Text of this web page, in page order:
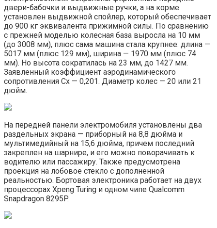
двери-бабочки и выдвижные ручки, а на корме
установлен выдвижной спойлер, который обеспечивает
до 900 кг эквивалента прижимной силы. По сравнению
с прежней моделью колесная база выросла на 10 мм
(до 3008 мм), плюс сама машина стала крупнее: длина —
5017 мм (плюс 129 мм), ширина — 1970 мм (плюс 74
мм). Но высота сократилась на 23 мм, до 1427 мм.
Заявленный коэффициент аэродинамического
сопротивления Cx — 0,201. Диаметр колес — 20 или 21
дюйм.
На передней панели электромобиля установлены два
раздельных экрана — приборный на 8,8 дюйма и
мультимедийный на 15,6 дюйма, причем последний
закреплен на шарнире, и его можно поворачивать к
водителю или пассажиру. Также предусмотрена
проекция на лобовое стекло с дополненной
реальностью. Бортовая электроника работает на двух
процессорах Xpeng Turing и одном чипе Qualcomm
Snapdragon 8295P.